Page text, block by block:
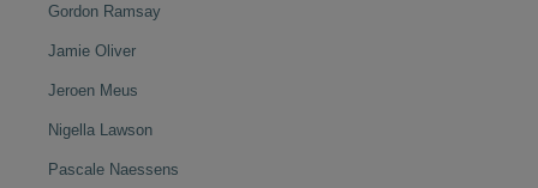
Gordon Ramsay
Jamie Oliver
Jeroen Meus
Nigella Lawson
Pascale Naessens